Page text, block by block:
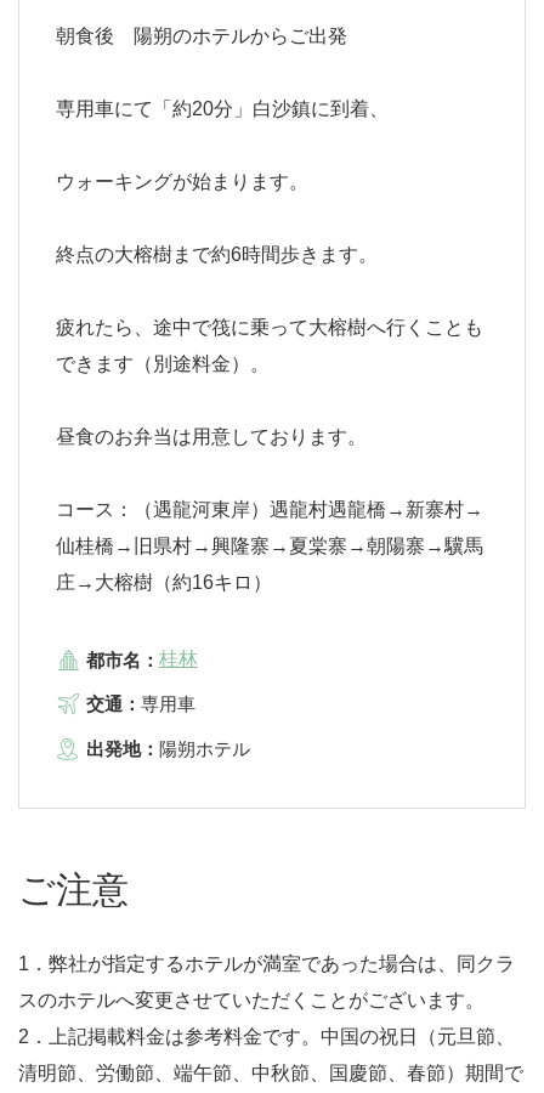
朝食後 陽朔のホテルからご出発
専用車にて「約20分」白沙鎮に到着、
ウォーキングが始まります。
終点の大榕樹まで約6時間歩きます。
疲れたら、途中で筏に乗って大榕樹へ行くことも
できます（別途料金）。
昼食のお弁当は用意しております。
コース：（遇龍河東岸）遇龍村遇龍橋→新寨村→
仙桂橋→旧県村→興隆寨→夏棠寨→朝陽寨→驥馬
庄→大榕樹（約16キロ）
都市名： 桂林
交通： 専用車
出発地： 陽朔ホテル
ご注意
1．弊社が指定するホテルが満室であった場合は、同クラ
スのホテルへ変更させていただくことがございます。
2．上記掲載料金は参考料金です。中国の祝日（元旦節、
清明節、労働節、端午節、中秋節、国慶節、春節）期間で